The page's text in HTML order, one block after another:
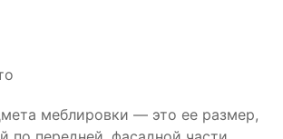
меблировки — это ее размер,